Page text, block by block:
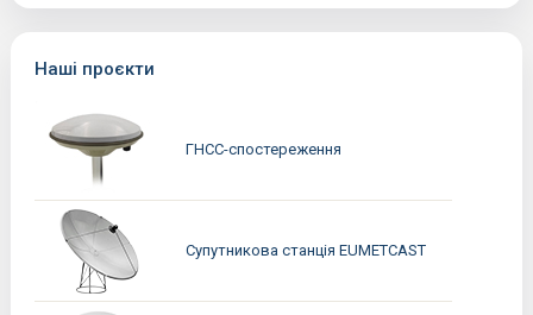
Наші проєкти
ГНСС-спостереження
Супутникова станція EUMETCAST